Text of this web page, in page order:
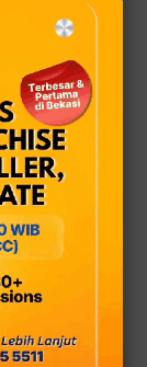
dan
Arifin
III DPR RI
dan
Pada
relevan